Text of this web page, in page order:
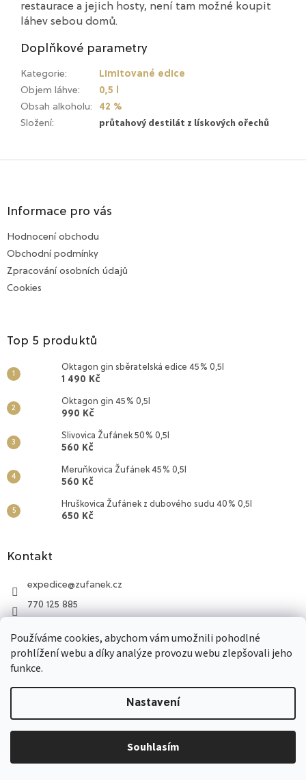
Používáme cookies, abychom vám umožnili pohodlné
prohlížení webu a díky analýze provozu webu zlepšovali jeho
funkce.
Nastavení
Souhlasím
restaurace a jejich hosty, není tam možné koupit
láhev sebou domů.
Doplňkové parametry
Kategorie:
Limitované edice
Objem láhve:
0,5 l
Obsah alkoholu:
42 %
Složení: průtahový destilát z lískových ořechů
Informace pro vás
Hodnocení obchodu
Obchodní podmínky
Zpracování osobních údajů
Cookies
Top 5 produktů
Oktagon gin sběratelská edice 45% 0,5l
1 490 Kč
Oktagon gin 45% 0,5l
990 Kč
Slivovica Žufánek 50% 0,5l
560 Kč
Meruňkovica Žufánek 45% 0,5l
560 Kč
Hruškovica Žufánek z dubového sudu 40% 0,5l
650 Kč
Kontakt
expedice@zufanek.cz
770 125 885
770 125 885
Vytvořil Shoptet
Upravit nastavení cookies